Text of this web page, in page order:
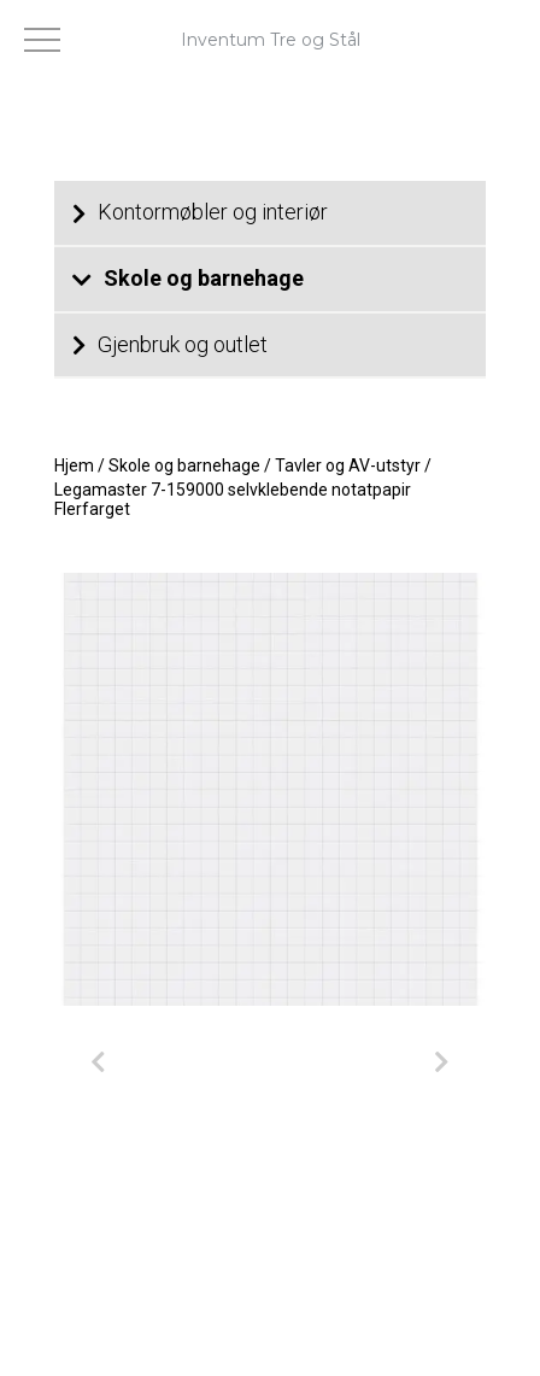
Kontormøbler og interiør
Skole og barnehage
Gjenbruk og outlet
Hjem / Skole og barnehage / Tavler og AV-utstyr /
Legamaster 7-159000 selvklebende notatpapir
Flerfarget
Inventum Tre og Stål